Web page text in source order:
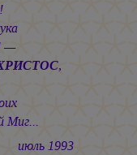
—
,
Миг...